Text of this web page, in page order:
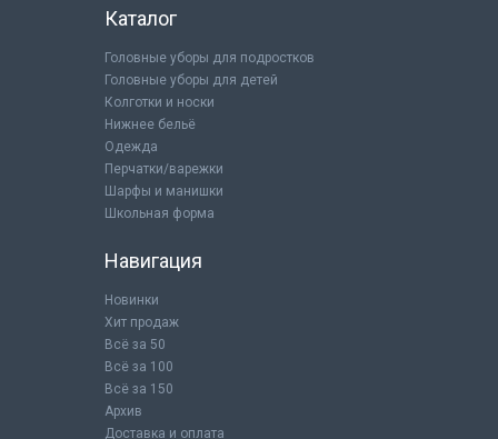
Каталог
Головные уборы для подростков
Головные уборы для детей
Колготки и носки
Нижнее бельё
Одежда
Перчатки/варежки
Шарфы и манишки
Школьная форма
Навигация
Новинки
Хит продаж
Всё за 50
Всё за 100
Всё за 150
Архив
Доставка и оплата